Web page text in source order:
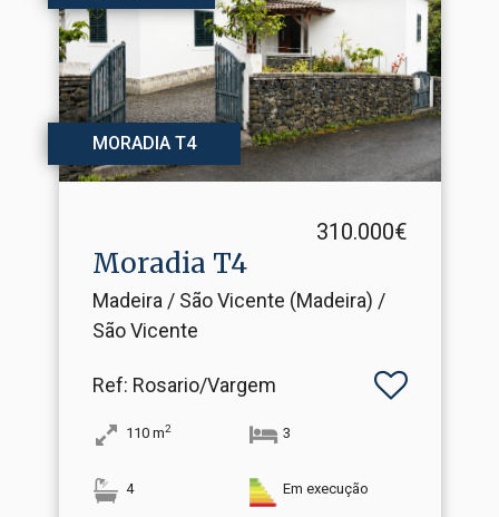
MORADIA T4
310.000€
Moradia T4
Madeira / São Vicente (Madeira) /
São Vicente
Ref: Rosario/Vargem
110 m2 3
4 Em execução